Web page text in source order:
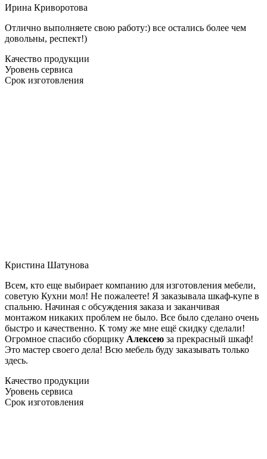
Ирина Криворотова
Отлично выполняете свою работу:) все остались более чем
довольны, респект!)
Качество продукции
Уровень сервиса
Срок изготовления
Кристина Шатунова
Всем, кто еще выбирает компанию для изготовления мебели,
советую Кухни мол! Не пожалеете! Я заказывала шкаф-купе в
спальню. Начиная с обсуждения заказа и заканчивая
монтажом никаких проблем не было. Все было сделано очень
быстро и качественно. К тому же мне ещё скидку сделали!
Огромное спасибо сборщику Алексею за прекрасный шкаф!
Это мастер своего дела! Всю мебель буду заказывать только
здесь.
Качество продукции
Уровень сервиса
Срок изготовления